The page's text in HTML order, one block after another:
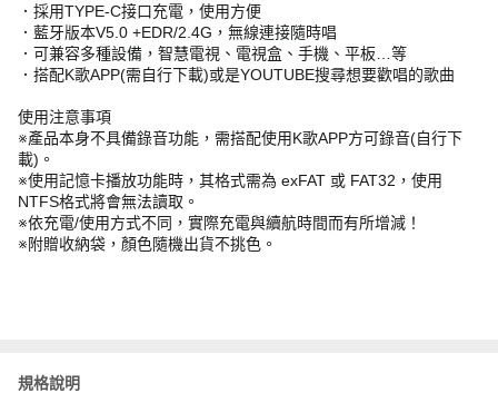
．採用TYPE-C接口充電，使用方便
．藍牙版本V5.0 +EDR/2.4G，無線連接隨時唱
．可兼容多種設備，智慧電視、電視盒、手機、平板…等
．搭配K歌APP(需自行下載)或是YOUTUBE搜尋想要歡唱的歌曲
使用注意事項
※產品本身不具備錄音功能，需搭配使用K歌APP方可錄音(自行下
載)。
※使用記憶卡播放功能時，其格式需為 exFAT 或 FAT32，使用
NTFS格式將會無法讀取。
※依充電/使用方式不同，實際充電與續航時間而有所增減！
※附贈收納袋，顏色隨機出貨不挑色。
規格說明